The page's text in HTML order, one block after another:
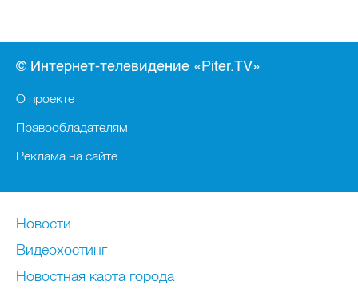
© Интернет-телевидение «Piter.TV»
О проекте
Правообладателям
Реклама на сайте
Новости
Видеохостинг
Новостная карта города